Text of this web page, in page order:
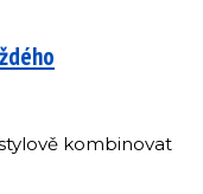
kombinovat